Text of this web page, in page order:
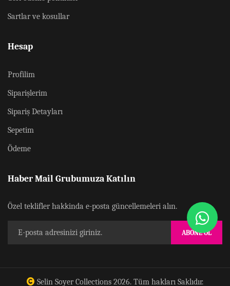
Sartlar ve kosullar
Hesap
Profilim
Siparişlerim
Sipariş Detayları
Sepetim
Ödeme
Haber Mail Grubumuza Katılın
Özel teklifler hakkinda e-posta güncellemeleri alın.
ABONE OL
Selin Soyer Collections 2026. Tüm hakları Saklıdır.